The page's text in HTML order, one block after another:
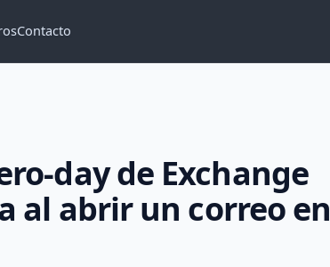
Contacto
day de Exchange
al abrir un correo en